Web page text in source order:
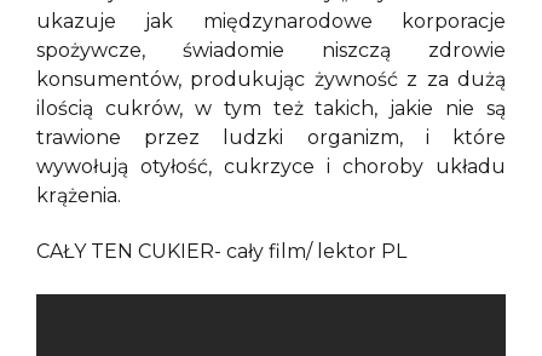
ukazuje jak międzynarodowe korporacje
spożywcze, świadomie niszczą zdrowie
konsumentów, produkując żywność z za dużą
ilością cukrów, w tym też takich, jakie nie są
trawione przez ludzki organizm, i które
wywołują otyłość, cukrzyce i choroby układu
krążenia.
CAŁY TEN CUKIER- cały film/ lektor PL